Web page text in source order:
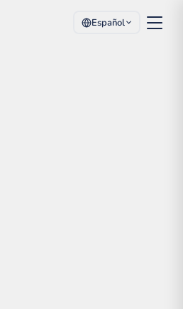
Español